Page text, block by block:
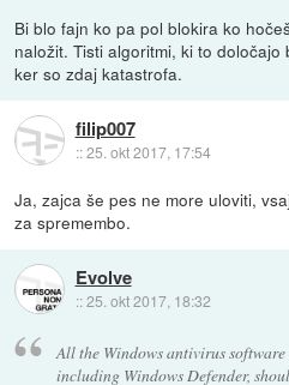
Bi blo fajn ko pa pol blokira ko
naložit. Tisti algoritmi, ki to
ker so zdaj katastrofa.
filip007
::25. okt 2017, 17:54
Ja, zajca še pes ne more uloviti,
za spremembo.
Evolve
::25. okt 2017, 18:32
All the Windows antivirus software
including Windows Defender,